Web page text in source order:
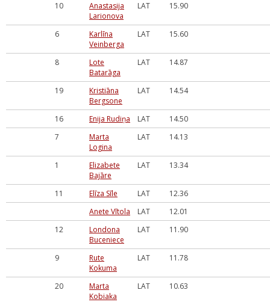
10
Anastasija
Larionova
LAT 15.90
6
Karlīna
Veinberga
LAT 15.60
8
Lote
Batarāga
LAT 14.87
19
Kristiāna
Bergsone
LAT 14.54
16 Enija Rudiņa LAT
14.50
7
Marta
Logina
LAT 14.13
1
Elizabete
Bajāre
LAT 13.34
11 Elīza Sīle LAT
12.36
Anete Vītola
LAT
12.01
12
Londona
Buceniece
LAT 11.90
9
Rute
Kokuma
LAT 11.78
20
Marta
Kobiaka
LAT 10.63